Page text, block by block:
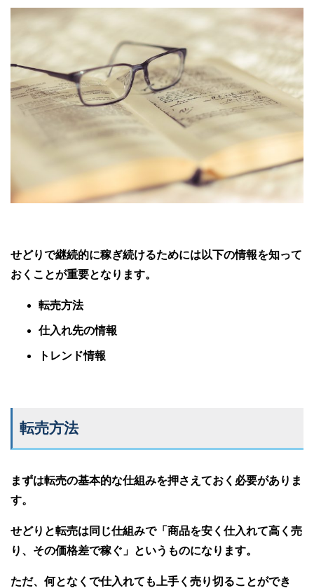
せどりで継続的に稼ぎ続けるためには以下の情報を知って
おくことが重要となります。
転売方法
仕入れ先の情報
トレンド情報
転売方法
まずは転売の基本的な仕組みを押さえておく必要がありま
す。
せどりと転売は同じ仕組みで「商品を安く仕入れて高く売
り、その価格差で稼ぐ」というものになります。
ただ、何となくで仕入れても上手く売り切ることができ